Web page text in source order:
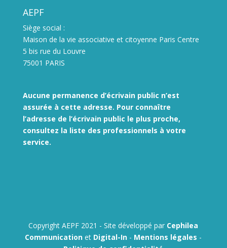
AEPF
Siège social :
Maison de la vie associative et citoyenne Paris Centre
5 bis rue du Louvre
75001 PARIS
Aucune permanence d’écrivain public n’est
assurée à cette adresse. Pour connaître
l’adresse de l’écrivain public le plus proche,
consultez la liste des professionnels à votre
service.
Copyright AEPF 2021 - Site développé par Cephilea
Communication et Digital-In - Mentions légales -